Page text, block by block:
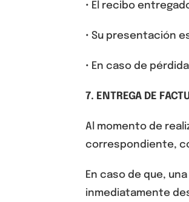
• El recibo
• Su presentación
• En caso de
7. ENTREGA DE
Al momento de
correspondiente,
En caso de que,
inmediatamente